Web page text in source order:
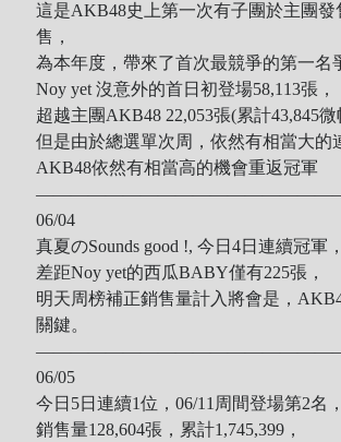
這是AKB48史上第一次有子團於主團發
售，
為本年度，帶來了首次最競爭的第一名
Noy yet 沒意外的首日初登場58,113張，
超越主團AKB48 22,053張(累計43,845微
但是由於總選單次周，依然有相當大的
AKB48依然有相當高的機會重返冠軍
06/04
真夏のSounds good !, 今日4日連續冠軍，
差距Noy yet的西瓜BABY僅有225張，
明天周榜補正銷售量計入將會是，
關鍵。
06/05
今日5日連續1位，06/11 周間登場第2名，
銷售量128,604張，累計1,745,399，